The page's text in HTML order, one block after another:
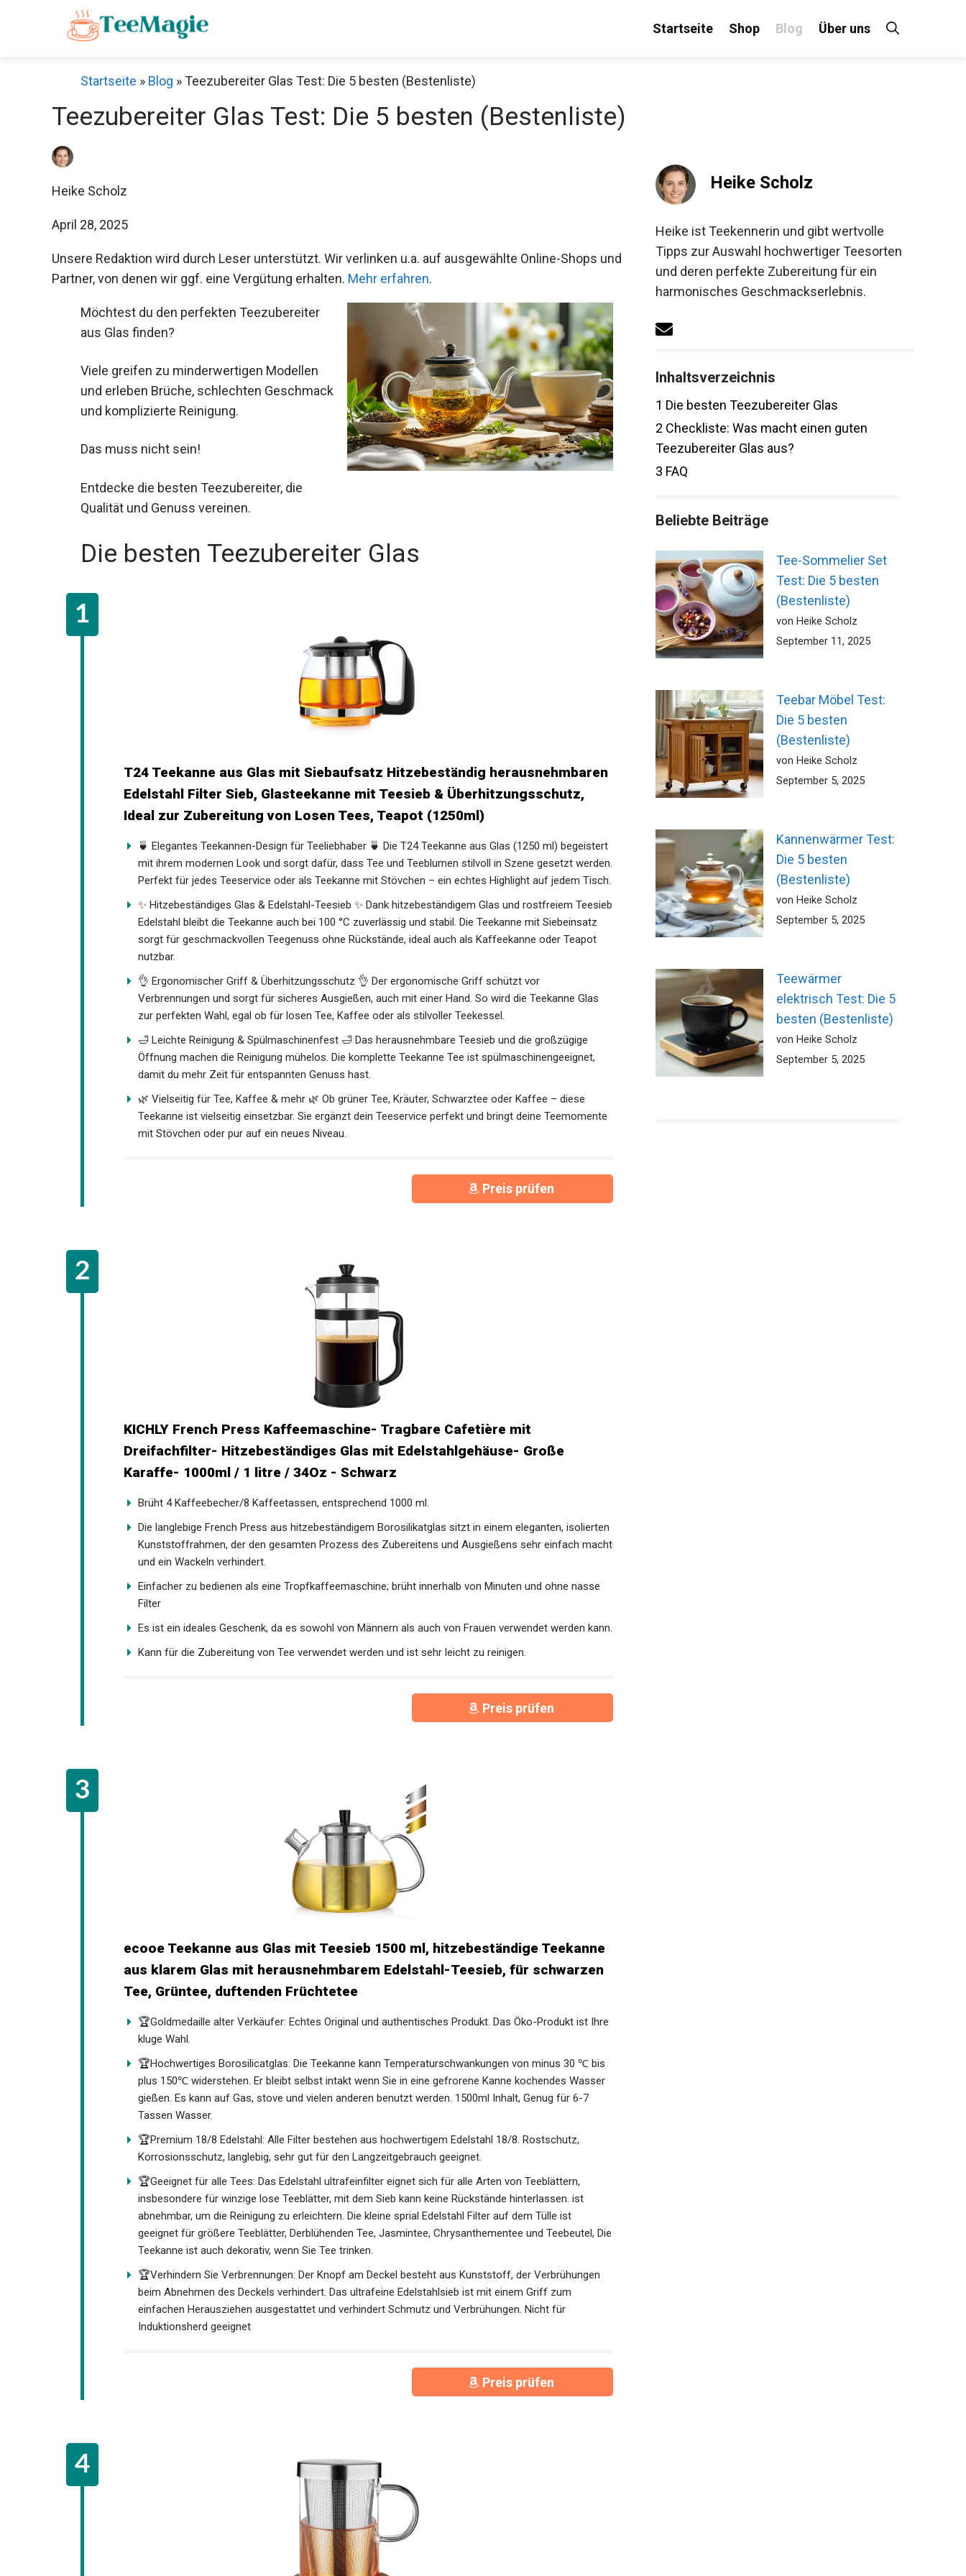
Startseite Shop Blog Über uns
Startseite » Blog »Teezubereiter Glas Test: Die 5 besten (Bestenliste)
Teezubereiter Glas Test: Die 5 besten (Bestenliste)
Heike Scholz
April 28, 2025
Unsere Redaktion wird durch Leser unterstützt. Wir verlinken u.a. auf ausgewählte Online-Shops und
Partner, von denen wir ggf. eine Vergütung erhalten. Mehr erfahren.
Möchtest du den perfekten Teezubereiter
aus Glas finden?
Viele greifen zu minderwertigen Modellen
und erleben Brüche, schlechten Geschmack
und komplizierte Reinigung.
Das muss nicht sein!
Entdecke die besten Teezubereiter, die
Qualität und Genuss vereinen.
Die besten Teezubereiter Glas
T24 Teekanne aus Glas mit Siebaufsatz Hitzebeständig herausnehmbaren
Edelstahl Filter Sieb, Glasteekanne mit Teesieb & Überhitzungsschutz,
Ideal zur Zubereitung von Losen Tees, Teapot (1250ml)
🍵 Elegantes Teekannen-Design für Teeliebhaber 🍵 Die T24 Teekanne aus Glas (1250 ml) begeistert
mit ihrem modernen Look und sorgt dafür, dass Tee und Teeblumen stilvoll in Szene gesetzt werden.
Perfekt für jedes Teeservice oder als Teekanne mit Stövchen – ein echtes Highlight auf jedem Tisch.
✨ Hitzebeständiges Glas & Edelstahl-Teesieb ✨ Dank hitzebeständigem Glas und rostfreiem Teesieb
Edelstahl bleibt die Teekanne auch bei 100 °C zuverlässig und stabil. Die Teekanne mit Siebeinsatz
sorgt für geschmackvollen Teegenuss ohne Rückstände, ideal auch als Kaffeekanne oder Teapot
nutzbar.
👌 Ergonomischer Griff & Überhitzungsschutz 👌 Der ergonomische Griff schützt vor
Verbrennungen und sorgt für sicheres Ausgießen, auch mit einer Hand. So wird die Teekanne Glas
zur perfekten Wahl, egal ob für losen Tee, Kaffee oder als stilvoller Teekessel.
🛁 Leichte Reinigung & Spülmaschinenfest 🛁 Das herausnehmbare Teesieb und die großzügige
Öffnung machen die Reinigung mühelos. Die komplette Teekanne Tee ist spülmaschinengeeignet,
damit du mehr Zeit für entspannten Genuss hast.
🌿 Vielseitig für Tee, Kaffee & mehr 🌿 Ob grüner Tee, Kräuter, Schwarztee oder Kaffee – diese
Teekanne ist vielseitig einsetzbar. Sie ergänzt dein Teeservice perfekt und bringt deine Teemomente
mit Stövchen oder pur auf ein neues Niveau.
Preis prüfen
KICHLY French Press Kaffeemaschine- Tragbare Cafetière mit
Dreifachfilter- Hitzebeständiges Glas mit Edelstahlgehäuse- Große
Karaffe- 1000ml / 1 litre / 34Oz - Schwarz
Brüht 4 Kaffeebecher/8 Kaffeetassen, entsprechend 1000 ml.
Die langlebige French Press aus hitzebeständigem Borosilikatglas sitzt in einem eleganten, isolierten
Kunststoffrahmen, der den gesamten Prozess des Zubereitens und Ausgießens sehr einfach macht
und ein Wackeln verhindert.
Einfacher zu bedienen als eine Tropfkaffeemaschine; brüht innerhalb von Minuten und ohne nasse
Filter
Es ist ein ideales Geschenk, da es sowohl von Männern als auch von Frauen verwendet werden kann.
Kann für die Zubereitung von Tee verwendet werden und ist sehr leicht zu reinigen.
Preis prüfen
ecooe Teekanne aus Glas mit Teesieb 1500 ml, hitzebeständige Teekanne
aus klarem Glas mit herausnehmbarem Edelstahl-Teesieb, für schwarzen
Tee, Grüntee, duftenden Früchtetee
🏆Goldmedaille alter Verkäufer: Echtes Original und authentisches Produkt. Das Öko-Produkt ist Ihre
kluge Wahl.
🏆Hochwertiges Borosilicatglas: Die Teekanne kann Temperaturschwankungen von minus 30 ℃ bis
plus 150℃ widerstehen. Er bleibt selbst intakt wenn Sie in eine gefrorene Kanne kochendes Wasser
gießen. Es kann auf Gas, stove und vielen anderen benutzt werden. 1500ml Inhalt, Genug für 6-7
Tassen Wasser.
🏆Premium 18/8 Edelstahl: Alle Filter bestehen aus hochwertigem Edelstahl 18/8. Rostschutz,
Korrosionsschutz, langlebig, sehr gut für den Langzeitgebrauch geeignet.
🏆Geeignet für alle Tees: Das Edelstahl ultrafeinfilter eignet sich für alle Arten von Teeblättern,
insbesondere für winzige lose Teeblätter, mit dem Sieb kann keine Rückstände hinterlassen. ist
abnehmbar, um die Reinigung zu erleichtern. Die kleine sprial Edelstahl Filter auf dem Tülle ist
geeignet für größere Teeblätter, Derblühenden Tee, Jasmintee, Chrysanthementee und Teebeutel, Die
Teekanne ist auch dekorativ, wenn Sie Tee trinken.
🏆Verhindern Sie Verbrennungen: Der Knopf am Deckel besteht aus Kunststoff, der Verbrühungen
beim Abnehmen des Deckels verhindert. Das ultrafeine Edelstahlsieb ist mit einem Griff zum
einfachen Herausziehen ausgestattet und verhindert Schmutz und Verbrühungen. Nicht für
Induktionsherd geeignet
Preis prüfen
Heike Scholz
Heike ist Teekennerin und gibt wertvolle
Tipps zur Auswahl hochwertiger Teesorten
und deren perfekte Zubereitung für ein
harmonisches Geschmackserlebnis.
Inhaltsverzeichnis
1 Die besten Teezubereiter Glas
2 Checkliste: Was macht einen guten
Teezubereiter Glas aus?
3 FAQ
Beliebte Beiträge
Tee-Sommelier Set
Test: Die 5 besten
(Bestenliste)
von Heike Scholz
September 11, 2025
Teebar Möbel Test:
Die 5 besten
(Bestenliste)
von Heike Scholz
September 5, 2025
Kannenwärmer Test:
Die 5 besten
(Bestenliste)
von Heike Scholz
September 5, 2025
Teewärmer
elektrisch Test: Die 5
besten (Bestenliste)
von Heike Scholz
September 5, 2025